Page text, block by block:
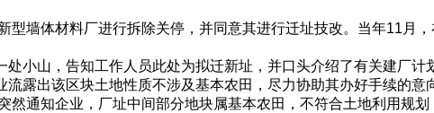
墙体材料厂进行拆除关停，并同意其进行迁址技改。当年11月
小山，告知工作人员此处为拟迁新址，并口头介绍了有关建厂
露出该区块土地性质不涉及基本农田，尽力协助其办好手续的意
通知企业，厂址中间部分地块属基本农田，不符合土地利用规